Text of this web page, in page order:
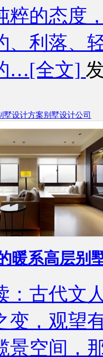
粹的态度
、利落、
…[全文]
墅设计方案别墅设计公司
暖系高层别
：古代文
变，观望
景空间，